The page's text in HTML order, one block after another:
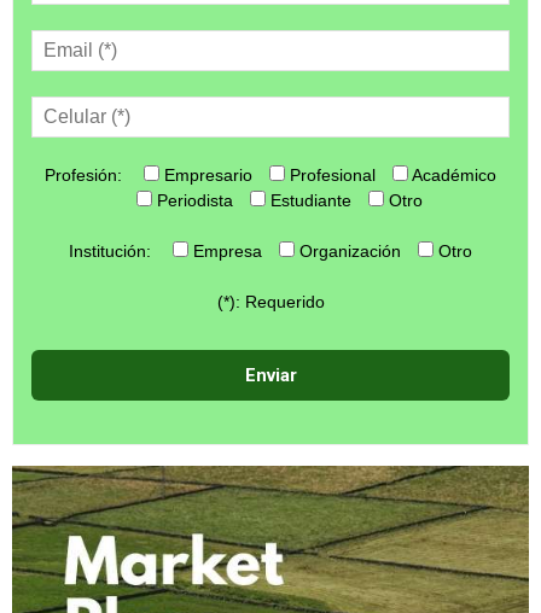
Profesión: Empresario Profesional
Académico
Periodista
Estudiante Otro
Institución: Empresa Organización Otro
(*): Requerido